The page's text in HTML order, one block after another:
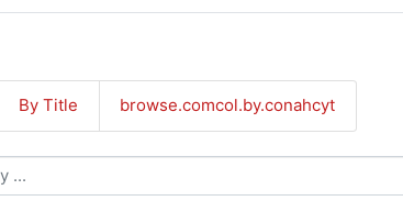
By Title browse.comcol.by.conahcyt